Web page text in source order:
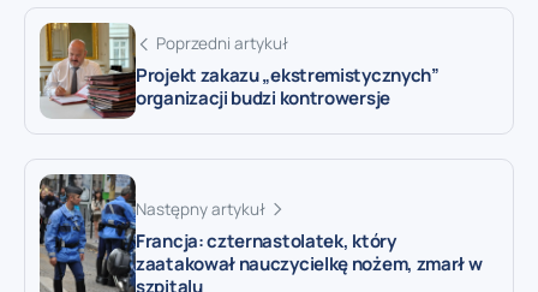
Poprzedni artykuł
Projekt zakazu „ekstremistycznych”
organizacji budzi kontrowersje
Następny artykuł
Francja: czternastolatek, który
zaatakował nauczycielkę nożem, zmarł w
szpitalu